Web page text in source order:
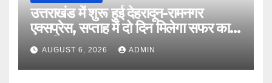
उत्तराखंड में शुरू हुई देहरादून-रामनगर
एक्सप्रेस, सप्ताह में दो दिन मिलेगा सफर का
नया विकल्प
AUGUST 6, 2026 ADMIN